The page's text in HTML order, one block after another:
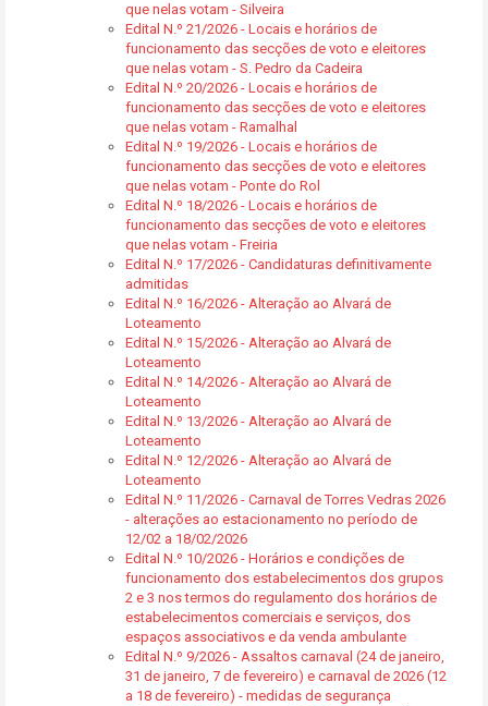
que nelas votam - Silveira
Edital N.º 21/2026 - Locais e horários de
funcionamento das secções de voto e eleitores
que nelas votam - S. Pedro da Cadeira
Edital N.º 20/2026 - Locais e horários de
funcionamento das secções de voto e eleitores
que nelas votam - Ramalhal
Edital N.º 19/2026 - Locais e horários de
funcionamento das secções de voto e eleitores
que nelas votam - Ponte do Rol
Edital N.º 18/2026 - Locais e horários de
funcionamento das secções de voto e eleitores
que nelas votam - Freiria
Edital N.º 17/2026 - Candidaturas definitivamente
admitidas
Edital N.º 16/2026 - Alteração ao Alvará de
Loteamento
Edital N.º 15/2026 - Alteração ao Alvará de
Loteamento
Edital N.º 14/2026 - Alteração ao Alvará de
Loteamento
Edital N.º 13/2026 - Alteração ao Alvará de
Loteamento
Edital N.º 12/2026 - Alteração ao Alvará de
Loteamento
Edital N.º 11/2026 - Carnaval de Torres Vedras 2026
- alterações ao estacionamento no período de
12/02 a 18/02/2026
Edital N.º 10/2026 - Horários e condições de
funcionamento dos estabelecimentos dos grupos
2 e 3 nos termos do regulamento dos horários de
estabelecimentos comerciais e serviços, dos
espaços associativos e da venda ambulante
Edital N.º 9/2026 - Assaltos carnaval (24 de janeiro,
31 de janeiro, 7 de fevereiro) e carnaval de 2026 (12
a 18 de fevereiro) - medidas de segurança